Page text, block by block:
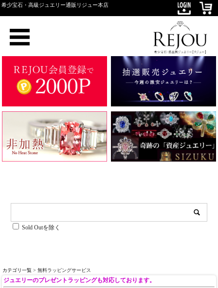
希少宝石・高級ジュエリー通販リジュー本店
Sold Outを除く
カテゴリ一覧 > 無料ラッピングサービス
ジュエリーのプレゼントラッピングも対応しております。